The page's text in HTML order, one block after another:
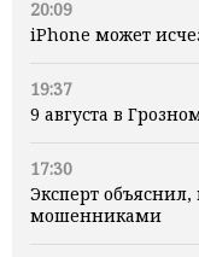
20:09
iPhone может
19:37
9 августа в
17:30
Эксперт
мошенниками